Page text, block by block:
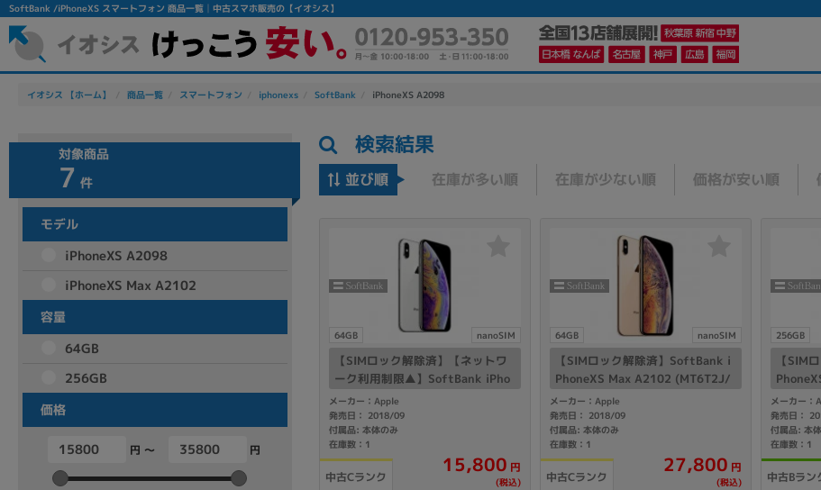
SoftBank /iPhoneXS スマートフォン 商品一覧│中古スマホ販売の【イオシス】
イオシス 【ホーム】 商品一覧 スマートフォン iphonexs SoftBank iPhoneXS A2098
対象商品
7 件
モデル
iPhoneXS A2098
iPhoneXS Max A2102
容量
64GB
256GB
価格
円 ～ 円
検索結果
並び順 在庫が多い順 在庫が少ない順 価格が安い順
64GB nanoSIM
【SIMロック解除済】【ネットワ
ーク利用制限▲】SoftBank iPho
neXS A2098 (MTAX2J/A) 64GB
シルバー
メーカー：Apple
発売日： 2018/09
付属品: 本体のみ
在庫数：1
中古Cランク
15,800 円
(税込)
64GB nanoSIM
【SIMロック解除済】SoftBank i
PhoneXS Max A2102 (MT6T2J/
A) 64GB ゴールド
メーカー：Apple
発売日： 2018/09
付属品: 本体のみ
在庫数：1
中古Cランク
27,800 円
(税込)
256GB
【SIM
A)
メーカー：
発売日：
付属品: 本
在庫数：1
中古Bラン
かんたんパソコン検索に切り替える
除外ワード
商品ジャンルの絞り込み
ノートPC デスクPC モニター
シリーズ
商品シリーズ名・ブランド名の絞り込み。
dynabook LAVIE FMV Let's note Thinkpad
aspire Inspiron macbook
メーカー
製造、販売メーカーの絞り込み
Apple
Asus